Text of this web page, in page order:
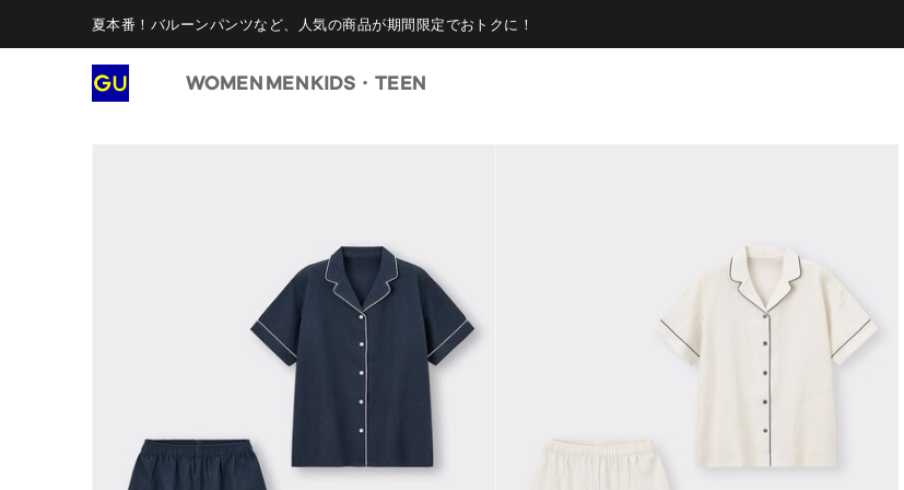
夏本番！バルーンパンツなど、人気の商品が期間限定でおトクに！
WOMEN MENKIDS・TEEN